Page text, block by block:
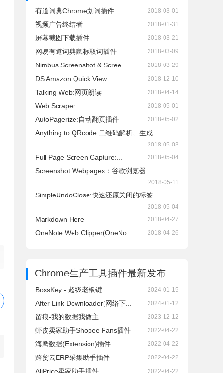
有道词典Chrome划词插件 2018-03-01
视频广告终结者 2018-01-31
屏幕截图下载插件 2018-03-21
网易有道词典鼠标取词插件 2018-03-09
Nimbus Screenshot & Scree... 2018-03-29
DS Amazon Quick View 2018-12-10
Talking Web:网页朗读 2018-04-14
Web Scraper 2018-05-01
AutoPagerize:自动翻页插件 2018-05-02
Anything to QRcode:二维码解析、生成
2018-05-03
Full Page Screen Capture:... 2018-05-04
Screenshot Webpages：谷歌浏览器...
2018-05-11
SimpleUndoClose:快速还原关闭的标签
2018-05-04
Markdown Here 2018-04-27
OneNote Web Clipper(OneNo... 2018-04-26
Chrome生产工具插件最新发布
BossKey - 超级老板键 2024-01-15
After Link Downloader(网络下... 2024-01-12
留痕-我的数据我做主 2023-12-12
虾皮卖家助手Shopee Fans插件 2022-04-22
海鹰数据(Extension)插件 2022-04-22
跨贸云ERP采集助手插件 2022-04-22
AliPrice卖家助手插件 2022-04-22